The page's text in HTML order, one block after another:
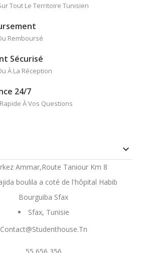
Tout Le Territoire Tunisien
Remboursé
Sécurisé
À La Réception
24/7
À Vos Questions

Ammar,Route Taniour Km 8
boulila a coté de l'hôpital Habib
Bourguiba Sfax
Sfax, Tunisie
Contact@studenthouse.tn
55 656 356